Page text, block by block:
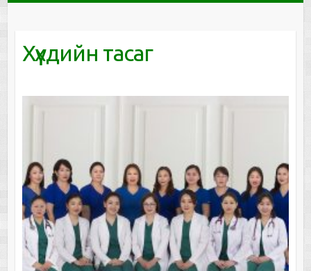
Хүүхдийн тасаг